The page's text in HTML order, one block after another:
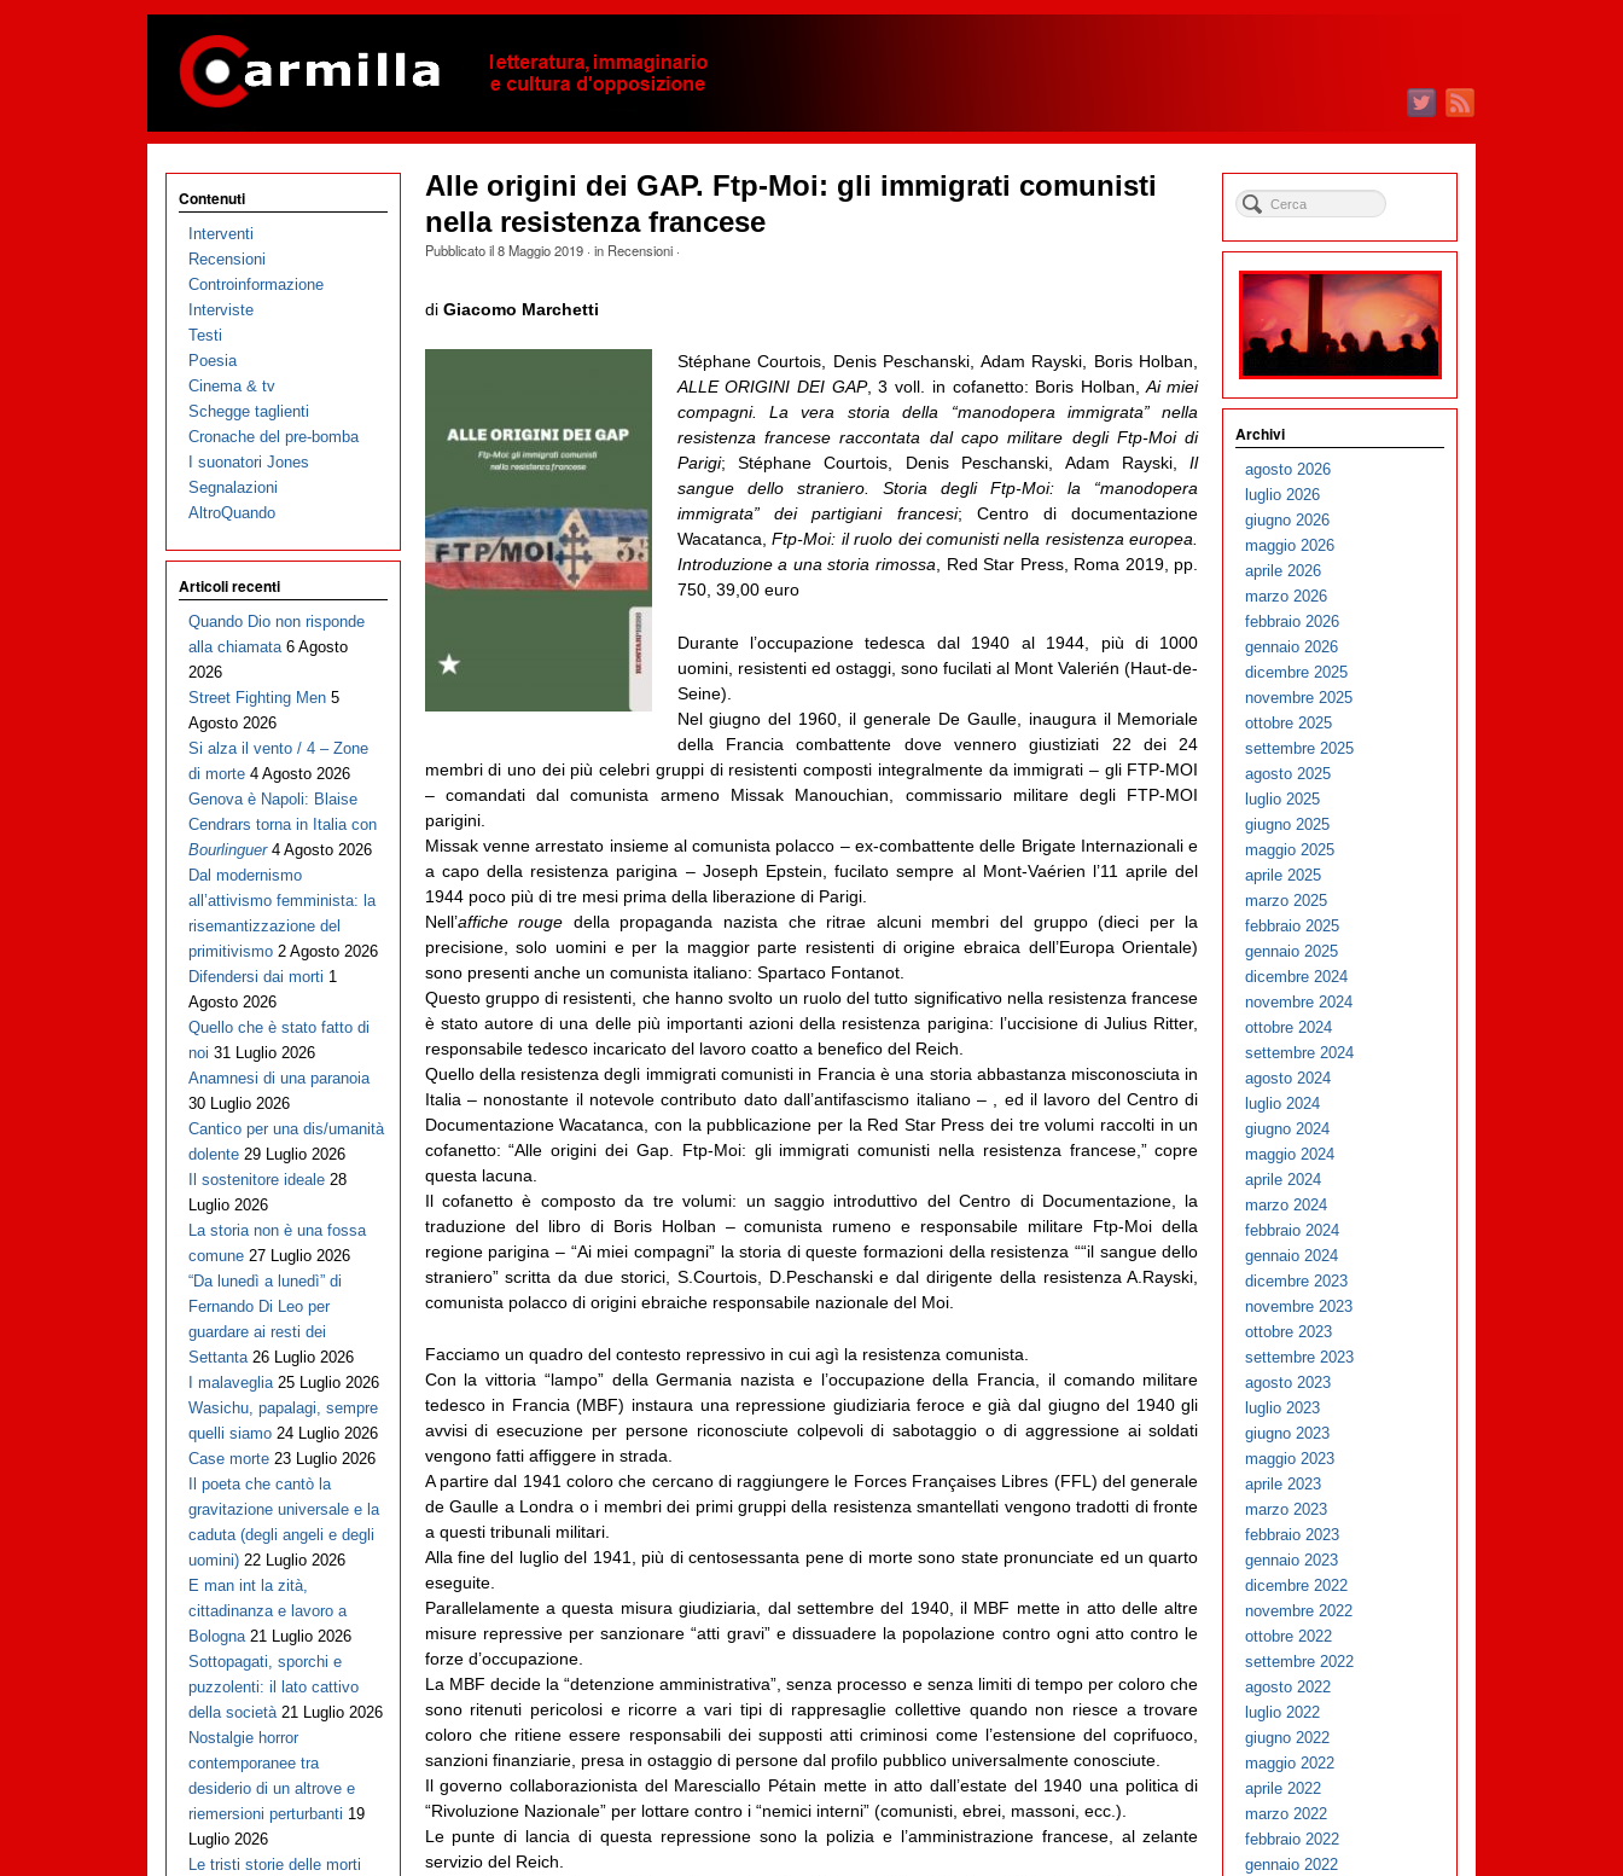
Alle origini dei GAP. Ftp-Moi: gli immigrati comunisti
nella resistenza francese
Pubblicato il8 Maggio 2019· in Recensioni·
di Giacomo Marchetti
Stéphane Courtois, Denis Peschanski, Adam Rayski, Boris Holban,
ALLE ORIGINI DEI GAP, 3 voll. in cofanetto: Boris Holban, Ai miei
compagni. La vera storia della “manodopera immigrata” nella
resistenza francese raccontata dal capo militare degli Ftp-Moi di
Parigi; Stéphane Courtois, Denis Peschanski, Adam Rayski,Il
sangue dello straniero. Storia degli Ftp-Moi: la “manodopera
immigrata” dei partigiani francesi; Centro di documentazione
Wacatanca,Ftp-Moi: il ruolo dei comunisti nella resistenza europea.
Introduzione a una storia rimossa, Red Star Press, Roma 2019, pp.
750, 39,00 euro
Durante l’occupazione tedesca dal 1940 al 1944, più di 1000
uomini, resistenti ed ostaggi, sono fucilati al Mont Valerién (Haut-de-
Seine).
Nel giugno del 1960, il generale De Gaulle, inaugura il Memoriale
della Francia combattente dove vennero giustiziati 22 dei 24
membri di uno dei più celebri gruppi di resistenti composti integralmente da immigrati – gli FTP-MOI
– comandati dal comunista armeno Missak Manouchian, commissario militare degli FTP-MOI
parigini.
Missak venne arrestato insieme al comunista polacco – ex-combattente delle Brigate Internazionali e
a capo della resistenza parigina – Joseph Epstein, fucilato sempre al Mont-Vaérien l’11 aprile del
1944 poco più di tre mesi prima della liberazione di Parigi.
Nell’affiche rouge della propaganda nazista che ritrae alcuni membri del gruppo (dieci per la
precisione, solo uomini e per la maggior parte resistenti di origine ebraica dell’Europa Orientale)
sono presenti anche un comunista italiano: Spartaco Fontanot.
Questo gruppo di resistenti, che hanno svolto un ruolo del tutto significativo nella resistenza francese
è stato autore di una delle più importanti azioni della resistenza parigina: l’uccisione di Julius Ritter,
responsabile tedesco incaricato del lavoro coatto a benefico del Reich.
Quello della resistenza degli immigrati comunisti in Francia è una storia abbastanza misconosciuta in
Italia – nonostante il notevole contributo dato dall’antifascismo italiano – , ed il lavoro del Centro di
Documentazione Wacatanca, con la pubblicazione per la Red Star Press dei tre volumi raccolti in un
cofanetto: “Alle origini dei Gap. Ftp-Moi: gli immigrati comunisti nella resistenza francese,” copre
questa lacuna.
Il cofanetto è composto da tre volumi: un saggio introduttivo del Centro di Documentazione, la
traduzione del libro di Boris Holban – comunista rumeno e responsabile militare Ftp-Moi della
regione parigina – “Ai miei compagni” la storia di queste formazioni della resistenza ““il sangue dello
straniero” scritta da due storici, S.Courtois, D.Peschanski e dal dirigente della resistenza A.Rayski,
comunista polacco di origini ebraiche responsabile nazionale del Moi.
Facciamo un quadro del contesto repressivo in cui agì la resistenza comunista.
Con la vittoria “lampo” della Germania nazista e l’occupazione della Francia, il comando militare
tedesco in Francia (MBF) instaura una repressione giudiziaria feroce e già dal giugno del 1940 gli
avvisi di esecuzione per persone riconosciute colpevoli di sabotaggio o di aggressione ai soldati
vengono fatti affiggere in strada.
A partire dal 1941 coloro che cercano di raggiungere le Forces Françaises Libres (FFL) del generale
de Gaulle a Londra o i membri dei primi gruppi della resistenza smantellati vengono tradotti di fronte
a questi tribunali militari.
Alla fine del luglio del 1941, più di centosessanta pene di morte sono state pronunciate ed un quarto
eseguite.
Parallelamente a questa misura giudiziaria, dal settembre del 1940, il MBF mette in atto delle altre
misure repressive per sanzionare “atti gravi” e dissuadere la popolazione contro ogni atto contro le
forze d’occupazione.
La MBF decide la “detenzione amministrativa”, senza processo e senza limiti di tempo per coloro che
sono ritenuti pericolosi e ricorre a vari tipi di rappresaglie collettive quando non riesce a trovare
coloro che ritiene essere responsabili dei supposti atti criminosi come l’estensione del coprifuoco,
sanzioni finanziarie, presa in ostaggio di persone dal profilo pubblico universalmente conosciute.
Il governo collaborazionista del Maresciallo Pétain mette in atto dall’estate del 1940 una politica di
“Rivoluzione Nazionale” per lottare contro i “nemici interni” (comunisti, ebrei, massoni, ecc.).
Le punte di lancia di questa repressione sono la polizia e l’amministrazione francese, al zelante
servizio del Reich.
Contenuti
Interventi
Recensioni
Controinformazione
Interviste
Testi
Poesia
Cinema & tv
Schegge taglienti
Cronache del pre-bomba
I suonatori Jones
Segnalazioni
AltroQuando
Articoli recenti
Quando Dio non risponde
alla chiamata 6 Agosto
2026
Street Fighting Men 5
Agosto 2026
Si alza il vento / 4 – Zone
di morte 4 Agosto 2026
Genova è Napoli: Blaise
Cendrars torna in Italia con
Bourlinguer 4 Agosto 2026
Dal modernismo
all’attivismo femminista: la
risemantizzazione del
primitivismo 2 Agosto 2026
Difendersi dai morti 1
Agosto 2026
Quello che è stato fatto di
noi 31 Luglio 2026
Anamnesi di una paranoia
30 Luglio 2026
Cantico per una dis/umanità
dolente 29 Luglio 2026
Il sostenitore ideale 28
Luglio 2026
La storia non è una fossa
comune 27 Luglio 2026
“Da lunedì a lunedì” di
Fernando Di Leo per
guardare ai resti dei
Settanta 26 Luglio 2026
I malaveglia 25 Luglio 2026
Wasichu, papalagi, sempre
quelli siamo 24 Luglio 2026
Case morte 23 Luglio 2026
Il poeta che cantò la
gravitazione universale e la
caduta (degli angeli e degli
uomini) 22 Luglio 2026
E man int la zità,
cittadinanza e lavoro a
Bologna 21 Luglio 2026
Sottopagati, sporchi e
puzzolenti: il lato cattivo
della società 21 Luglio 2026
Nostalgie horror
contemporanee tra
desiderio di un altrove e
riemersioni perturbanti 19
Luglio 2026
Le tristi storie delle morti
Archivi
agosto 2026
luglio 2026
giugno 2026
maggio 2026
aprile 2026
marzo 2026
febbraio 2026
gennaio 2026
dicembre 2025
novembre 2025
ottobre 2025
settembre 2025
agosto 2025
luglio 2025
giugno 2025
maggio 2025
aprile 2025
marzo 2025
febbraio 2025
gennaio 2025
dicembre 2024
novembre 2024
ottobre 2024
settembre 2024
agosto 2024
luglio 2024
giugno 2024
maggio 2024
aprile 2024
marzo 2024
febbraio 2024
gennaio 2024
dicembre 2023
novembre 2023
ottobre 2023
settembre 2023
agosto 2023
luglio 2023
giugno 2023
maggio 2023
aprile 2023
marzo 2023
febbraio 2023
gennaio 2023
dicembre 2022
novembre 2022
ottobre 2022
settembre 2022
agosto 2022
luglio 2022
giugno 2022
maggio 2022
aprile 2022
marzo 2022
febbraio 2022
gennaio 2022